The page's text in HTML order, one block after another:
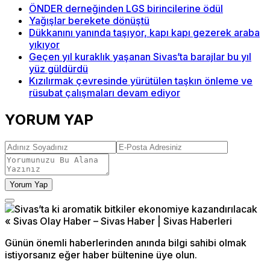
ÖNDER derneğinden LGS birincilerine ödül
Yağışlar berekete dönüştü
Dükkanını yanında taşıyor, kapı kapı gezerek araba
yıkıyor
Geçen yıl kuraklık yaşanan Sivas’ta barajlar bu yıl
yüz güldürdü
Kızılırmak çevresinde yürütülen taşkın önleme ve
rüsubat çalışmaları devam ediyor
YORUM YAP
Yorum Yap
Günün önemli haberlerinden anında bilgi sahibi olmak
istiyorsanız eğer haber bültenine üye olun.